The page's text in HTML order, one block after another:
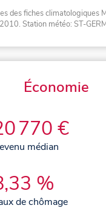
des fiches climatologiques
. Station météo: ST-
Économie
770 €
médian
%
de chômage